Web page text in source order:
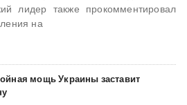
лидер также прокомментировал
на
мощь Украины заставит